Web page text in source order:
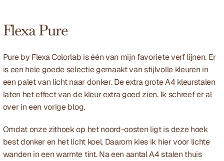
Flexa Pure
Pure by Flexa Colorlab is één van mijn favoriete verf lijnen. Er
is een hele goede selectie gemaakt van stijlvolle kleuren in
een palet van licht naar donker. De extra grote A4 kleurstalen
laten het effect van de kleur extra goed zien. Ik schreef er al
over in een vorige blog.
Omdat onze zithoek op het noord-oosten ligt is deze hoek
best donker en het licht koel. Daarom kies ik hier voor lichte
wanden in een warmte tint. Na een aantal A4 stalen thuis